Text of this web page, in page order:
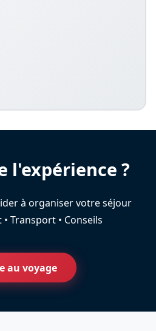
l'expérience ?
à organiser votre séjour
Transport • Conseils
au voyage